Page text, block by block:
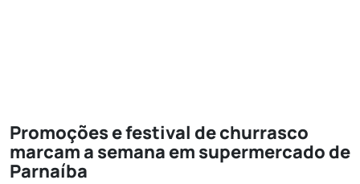
Promoções e festival de churrasco
marcam a semana em supermercado de
Parnaíba